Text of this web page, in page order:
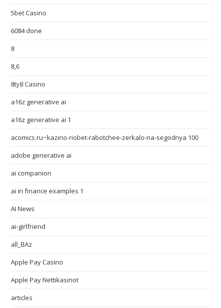
5bet Casino
6084 done
8
8,6
8ty8 Casino
a16z generative ai
a16z generative ai 1
acomics.ru~kazino-riobet-rabotchee-zerkalo-na-segodnya 100
adobe generative ai
ai companion
ai in finance examples 1
AI News
ai-girlfriend
all_BAz
Apple Pay Casino
Apple Pay Nettikasinot
articles